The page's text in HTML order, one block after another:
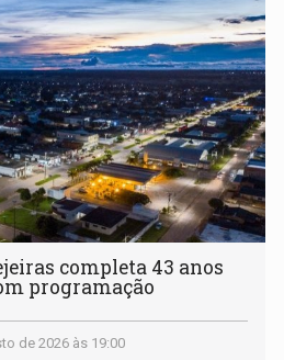
completa 43 anos
programação
de 2026 às 19:00